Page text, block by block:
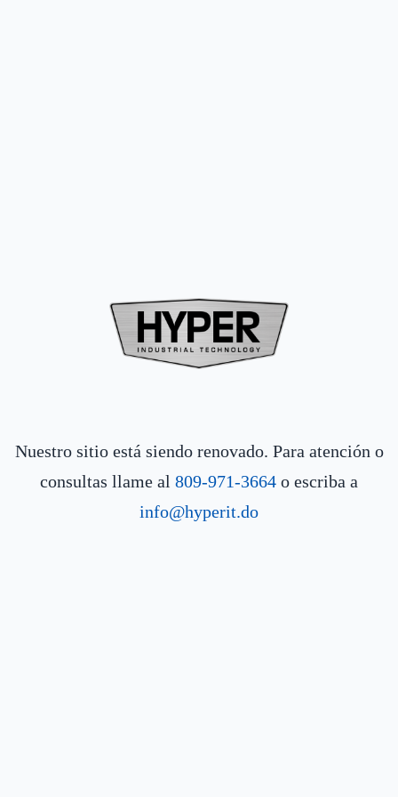
Nuestro sitio está siendo renovado. Para atención o
consultas llame al 809-971-3664 o escriba a
info@hyperit.do